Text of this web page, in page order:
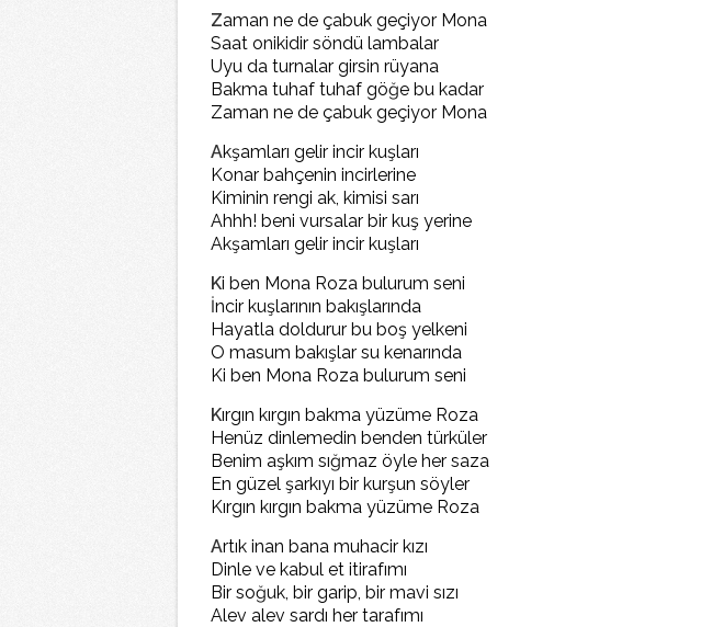
Zaman ne de çabuk geçiyor Mona
Saat onikidir söndü lambalar
Uyu da turnalar girsin rüyana
Bakma tuhaf tuhaf göğe bu kadar
Zaman ne de çabuk geçiyor Mona
Akşamları gelir incir kuşları
Konar bahçenin incirlerine
Kiminin rengi ak, kimisi sarı
Ahhh! beni vursalar bir kuş yerine
Akşamları gelir incir kuşları
Ki ben Mona Roza bulurum seni
İncir kuşlarının bakışlarında
Hayatla doldurur bu boş yelkeni
O masum bakışlar su kenarında
Ki ben Mona Roza bulurum seni
Kırgın kırgın bakma yüzüme Roza
Henüz dinlemedin benden türküler
Benim aşkım sığmaz öyle her saza
En güzel şarkıyı bir kurşun söyler
Kırgın kırgın bakma yüzüme Roza
Artık inan bana muhacir kızı
Dinle ve kabul et itirafımı
Bir soğuk, bir garip, bir mavi sızı
Alev alev sardı her tarafımı